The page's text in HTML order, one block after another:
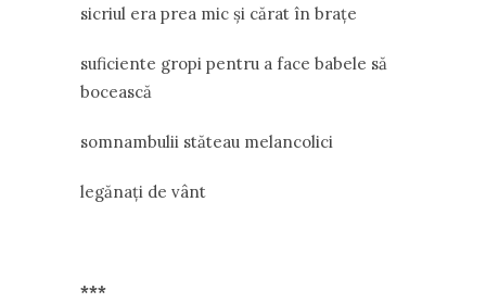
sicriul era prea mic şi cărat în braţe
suficiente gropi pentru a face babele să
bocească
somnambulii stăteau melancolici
legănaţi de vânt
***